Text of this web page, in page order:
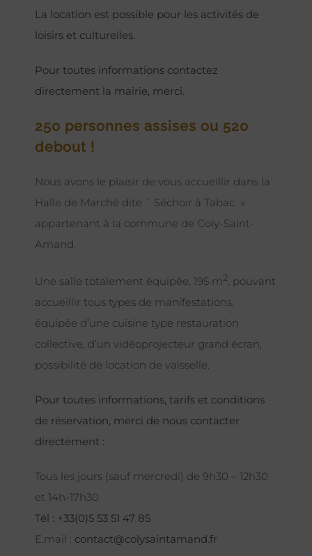
La location est possible pour les activités de
loisirs et culturelles.
Pour toutes informations contactez
directement la mairie, merci.
250 personnes assises ou 520
debout !
Nous avons le plaisir de vous accueillir dans la
Halle de Marché dite ¨ Séchoir à Tabac »
appartenant à la commune de Coly-Saint-
Amand.
Une salle totalement équipée, 195 m2, pouvant
accueillir tous types de manifestations,
équipée d’une cuisine type restauration
collective, d’un vidéoprojecteur grand écran,
possibilité de location de vaisselle.
Pour toutes informations, tarifs et conditions
de réservation, merci de nous contacter
directement :
Tous les jours (sauf mercredi) de 9h30 – 12h30
et 14h-17h30
Tél : +33(0)5 53 51 47 85
E.mail : contact@colysaintamand.fr